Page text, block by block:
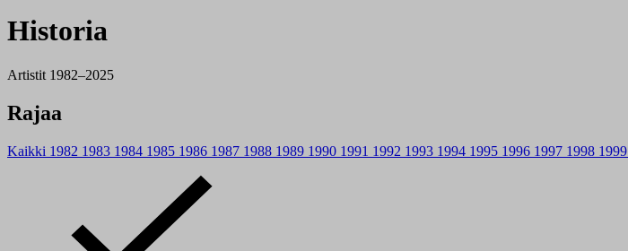
Historia
Artistit 1982–2025
Rajaa
Kaikki 1982 1983 1984 1985 1986 1987 1988 1989 1990 1991 1992 1993 1994 1995 1996 1997 1998 1999